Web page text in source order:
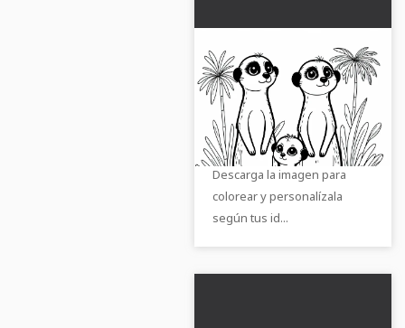
Plantilla para colorear
de la familia de
suricatas gratis para
descargar
Esta plantilla para colorear de
la familia de suricatas está
disponible de forma gratuita.
Descarga la imagen para
colorear y personalízala
según tus id...